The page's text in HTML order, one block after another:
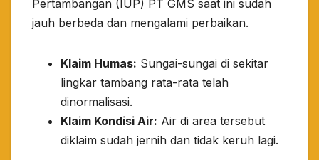
Pertambangan (IUP) PT GMS saat ini sudah
jauh berbeda dan mengalami perbaikan.
Klaim Humas: Sungai-sungai di sekitar
lingkar tambang rata-rata telah
dinormalisasi.
Klaim Kondisi Air: Air di area tersebut
diklaim sudah jernih dan tidak keruh lagi.